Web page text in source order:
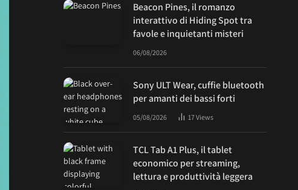
Beacon Pines, il romanzo
interattivo di Hiding Spot tra
favole e inquietanti misteri
06/08/2026
Sony ULT Wear, cuffie bluetooth
per amanti dei bassi forti
05/08/2026 17Views
TCL Tab A1 Plus, il tablet
economico per streaming,
lettura e produttività leggera